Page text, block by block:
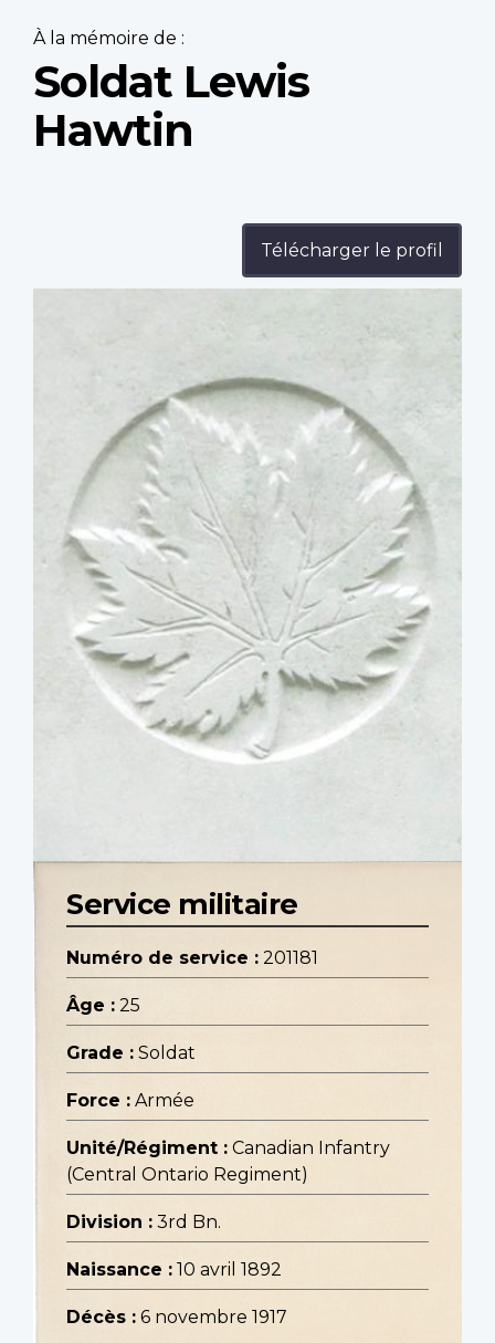
À la mémoire de :
Soldat Lewis
Hawtin
Télécharger le profil
Service militaire
Numéro de service : 201181
Âge : 25
Grade : Soldat
Force : Armée
Unité/Régiment : Canadian Infantry
(Central Ontario Regiment)
Division : 3rd Bn.
Naissance : 10 avril 1892
Décès : 6 novembre 1917